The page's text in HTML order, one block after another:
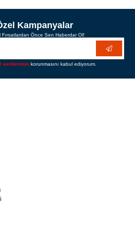
Kampanyalar
Fırsatlardan Önce Sen Haberdar Ol!
verilerimin korunmasını kabul ediyorum.